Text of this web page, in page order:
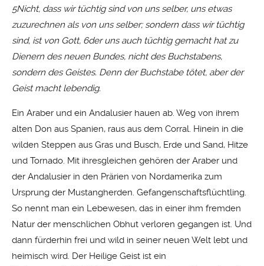
5Nicht, dass wir tüchtig sind von uns selber, uns etwas
zuzurechnen als von uns selber; sondern dass wir tüchtig
sind, ist von Gott, 6der uns auch tüchtig gemacht hat zu
Dienern des neuen Bundes, nicht des Buchstabens,
sondern des Geistes. Denn der Buchstabe tötet, aber der
Geist macht lebendig.
Ein Araber und ein Andalusier hauen ab. Weg von ihrem
alten Don aus Spanien, raus aus dem Corral. Hinein in die
wilden Steppen aus Gras und Busch, Erde und Sand, Hitze
und Tornado. Mit ihresgleichen gehören der Araber und
der Andalusier in den Prärien von Nordamerika zum
Ursprung der Mustangherden. Gefangenschaftsflüchtling.
So nennt man ein Lebewesen, das in einer ihm fremden
Natur der menschlichen Obhut verloren gegangen ist. Und
dann fürderhin frei und wild in seiner neuen Welt lebt und
heimisch wird. Der Heilige Geist ist ein